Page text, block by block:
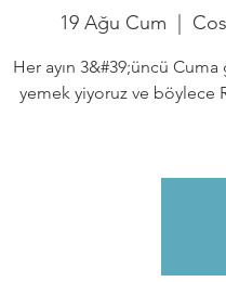
19 Ağu Cum
Her ayın 3&#39;üncü
yemek yiyoruz ve böylece